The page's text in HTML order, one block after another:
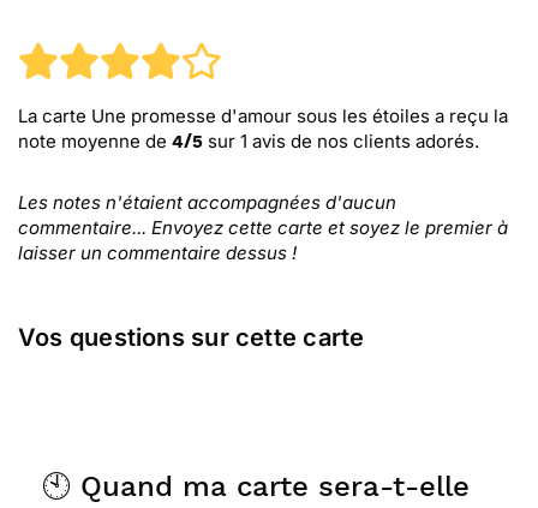
La carte Une promesse d'amour sous les étoiles a reçu la
note moyenne de 4/5 sur 1 avis de nos clients adorés.
Les notes n'étaient accompagnées d'aucun
commentaire... Envoyez cette carte et soyez le premier à
laisser un commentaire dessus !
Vos questions sur cette carte
🕙 Quand ma carte sera-t-elle